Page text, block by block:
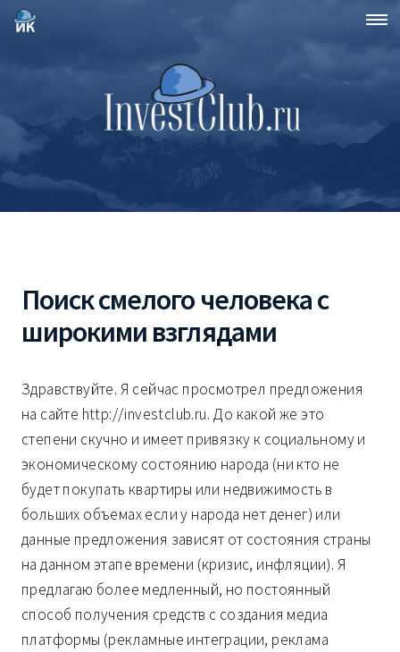
Поиск смелого человека с
широкими взглядами
Здравствуйте. Я сейчас просмотрел предложения
на сайте http://investclub.ru. До какой же это
степени скучно и имеет привязку к социальному и
экономическому состоянию народа (ни кто не
будет покупать квартиры или недвижимость в
больших объемах если у народа нет денег) или
данные предложения зависят от состояния страны
на данном этапе времени (кризис, инфляции). Я
предлагаю более медленный, но постоянный
способ получения средств с создания медиа
платформы (рекламные интеграции, реклама